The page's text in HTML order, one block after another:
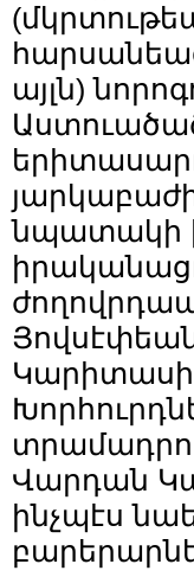
այլն)
նպատակի
Վարդան
ինչպէս